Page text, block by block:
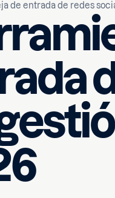
de entrada de redes